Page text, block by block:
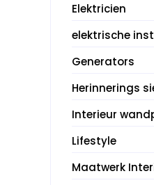
Elektricien
elektrische
Generators
Herinnerings
Interieur
Lifestyle
Maatwerk